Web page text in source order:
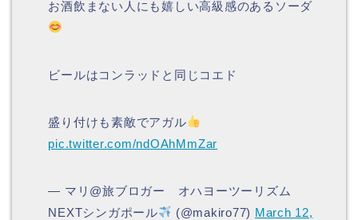
お酒飲まない人にも嬉しい高級感のあるソーダ
ビールはコンラッドと同じコエド
盛り付けも素敵でアガル
pic.twitter.com/ndOAhMmZar
— マリ@旅ブロガー オハヨーツーリズム
NEXTシンガポール
(@makiro77) March 12,